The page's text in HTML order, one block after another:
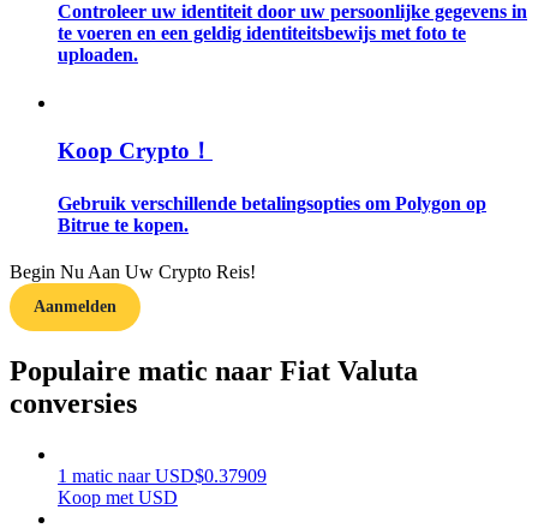
Handelsstrategieën
Verdienen
Controleer uw identiteit door uw persoonlijke gegevens in
te voeren en een geldig identiteitsbewijs met foto te
uploaden.
Koop Crypto！
Gebruik verschillende betalingsopties om Polygon op
Bitrue te kopen.
Begin Nu Aan Uw Crypto Reis!
Aanmelden
Populaire matic naar Fiat Valuta
conversies
1 matic naar USD$0.37909
Koop met USD